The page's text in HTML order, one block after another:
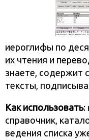
иероглифы по
их чтения и
знаете, содержит
тексты,
Как использовать:
справочник,
ведения списка